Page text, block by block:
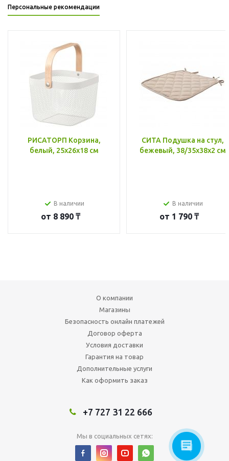
Персональные рекомендации
РИСАТОРП Корзина,
белый, 25x26x18 см
В наличии
от 8 890 ₸
СИТА Подушка на стул,
бежевый, 38/35x38x2 см
В наличии
от 1 790 ₸
О компании
Магазины
Безопасность онлайн платежей
Договор оферта
Условия доставки
Гарантия на товар
Дополнительные услуги
Как оформить заказ
+7 727 31 22 666
Мы в социальных сетях: